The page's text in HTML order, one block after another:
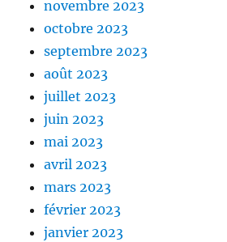
novembre 2023
octobre 2023
septembre 2023
août 2023
juillet 2023
juin 2023
mai 2023
avril 2023
mars 2023
février 2023
janvier 2023